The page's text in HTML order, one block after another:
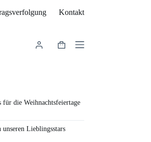
Kontakt
Warenkorb
die Weihnachtsfeiertage
Lieblingsstars